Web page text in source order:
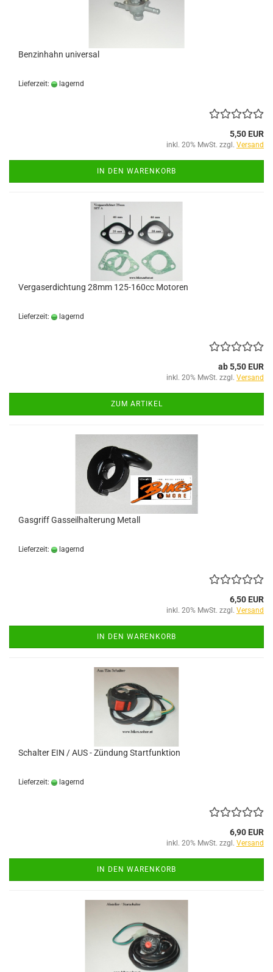
Benzinhahn universal
Lieferzeit: lagernd
5,50 EUR
inkl. 20% MwSt. zzgl. Versand
IN DEN WARENKORB
Vergaserdichtung 28mm 125-160cc Motoren
Lieferzeit: lagernd
ab 5,50 EUR
inkl. 20% MwSt. zzgl. Versand
ZUM ARTIKEL
Gasgriff Gasseilhalterung Metall
Lieferzeit: lagernd
6,50 EUR
inkl. 20% MwSt. zzgl. Versand
IN DEN WARENKORB
Schalter EIN / AUS - Zündung Startfunktion
Lieferzeit: lagernd
6,90 EUR
inkl. 20% MwSt. zzgl. Versand
IN DEN WARENKORB